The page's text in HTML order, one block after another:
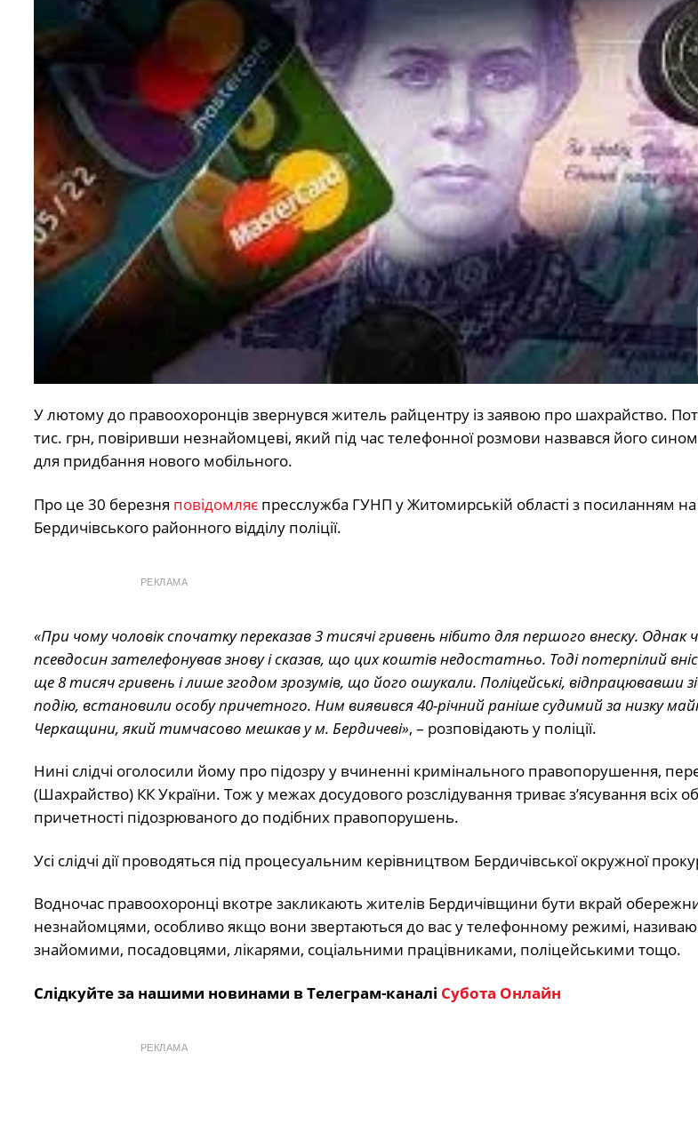
У лютому до правоохоронців звернувся житель райцентру із заявою про шахрайство.
тис. грн, повіривши незнайомцеві, який під час телефонної розмови назвався його
для придбання нового мобільного.
Про це 30 березня повідомляєпресслужба ГУНП у Житомирській області з посиланням
Бердичівського районного відділу поліції.
РЕКЛАМА
«При чому чоловік спочатку переказав 3 тисячі гривень нібито для першого внеску. Однак
псевдосин зателефонував знову і сказав, що цих коштів недостатньо. Тоді потерпілий
ще 8 тисяч гривень і лише згодом зрозумів, що його ошукали. Поліцейські, відпрацювавши
подію, встановили особу причетного. Ним виявився 40-річний раніше судимий за низку
Черкащини, який тимчасово мешкав у м. Бердичеві», – розповідають у поліції.
Нині слідчі оголосили йому про підозру у вчиненні кримінального правопорушення,
(Шахрайство) КК України. Тож у межах досудового розслідування триває з’ясування всіх
причетності підозрюваного до подібних правопорушень.
Усі слідчі дії проводяться під процесуальним керівництвом Бердичівської окружної
Водночас правоохоронці вкотре закликають жителів Бердичівщини бути вкрай
незнайомцями, особливо якщо вони звертаються до вас у телефонному режимі,
знайомими, посадовцями, лікарями, соціальними працівниками, поліцейськими тощо.
Слідкуйте за нашими новинами в Телеграм-каналі Субота Онлайн
РЕКЛАМА